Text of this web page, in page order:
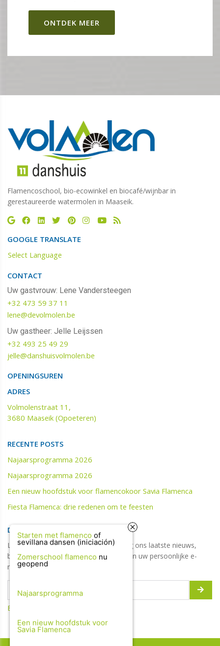
ONTDEK MEER
Flamencoschool, bio-ecowinkel en biocafé/wijnbar in
gerestaureerde watermolen in Maaseik.
GOOGLE TRANSLATE
Select Language
CONTACT
Uw gastvrouw: Lene Vandersteegen
+32 473 59 37 11
lene@devolmolen.be
Uw gastheer: Jelle Leijssen
+32 493 25 49 29
jelle@danshuisvolmolen.be‬‬
OPENINGSUREN
ADRES
Volmolenstraat 11,
3680 Maaseik (Opoeteren)
RECENTE POSTS
Najaarsprogramma 2026
Najaarsprogramma 2026
Een nieuw hoofdstuk voor flamencokoor Savia Flamenca
Fiesta Flamenca: drie redenen om te feesten
DIGITALE NIEUWSBRIEF
Laat hier uw e-mailadres achter en krijg ons laatste nieuws,
blogs, updates, jobs, tips & promoties in uw persoonlijke e-
mailbox!
Bekijk de vorige updates
Starten met flamenco of
sevillana dansen (iniciación)
Zomerschool flamenco nu
geopend
Najaarsprogramma
Een nieuw hoofdstuk voor
Savia Flamenca